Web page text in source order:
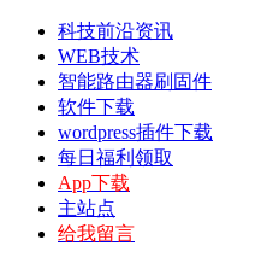
科技前沿资讯
WEB技术
智能路由器刷固件
软件下载
wordpress插件下载
每日福利领取
App下载
主站点
给我留言